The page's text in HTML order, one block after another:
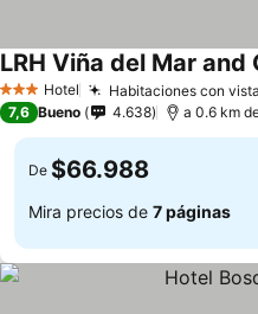
3 Estrellas
Hotel Habitaciones con
LRH Viña del Mar
7,6 Bueno 4.638 a 0.6 km
De $66.988
Mira precios de 7 páginas